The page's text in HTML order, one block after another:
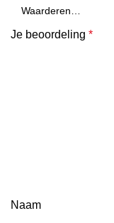
Je beoordeling *
Naam